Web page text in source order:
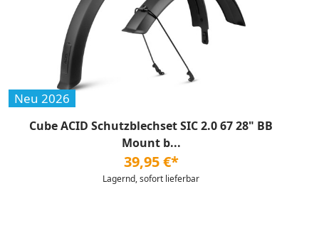
Neu 2026
Cube ACID Schutzblechset SIC 2.0 67 28" BB
Mount b...
39,95 €*
Lagernd, sofort lieferbar